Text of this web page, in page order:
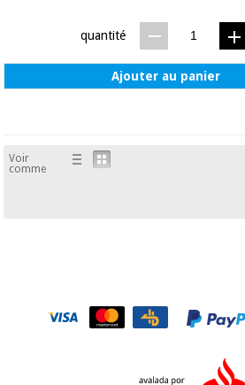
chirurgicaux
(déstockage)
Orthopédie
quantité
Ajouter au panier
Voir
comme